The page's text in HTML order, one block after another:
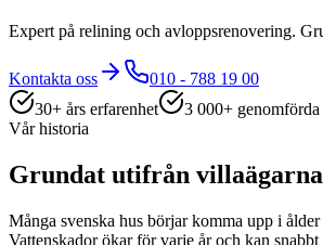
Expert på relining och avloppsrenovering.
Kontakta oss
010 - 788 19 00
30+ års erfarenhet
3 000+
Vår historia
Grundat utifrån
Många svenska hus börjar komma upp i
Vattenskador ökar för varje år och kan